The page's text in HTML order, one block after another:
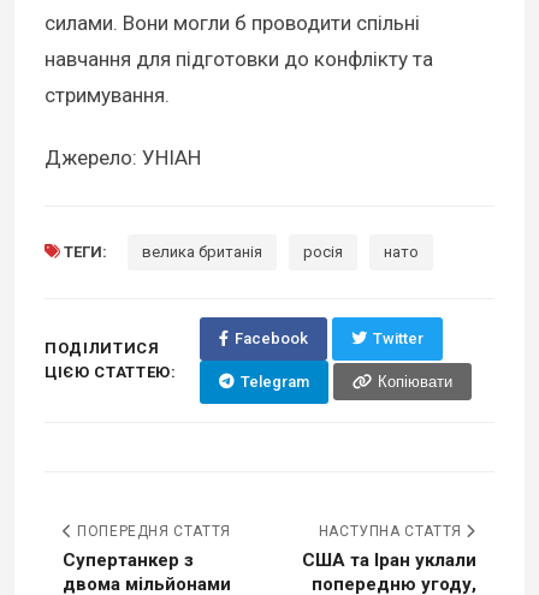
силами. Вони могли б проводити спільні
навчання для підготовки до конфлікту та
стримування.
Джерело: УНІАН
ТЕГИ: велика британія росія нато
ПОДІЛИТИСЯ
ЦІЄЮ СТАТТЕЮ:
Facebook Twitter
Telegram Копіювати
ПОПЕРЕДНЯ СТАТТЯ
Супертанкер з
двома мільйонами
НАСТУПНА СТАТТЯ
США та Іран уклали
попередню угоду,